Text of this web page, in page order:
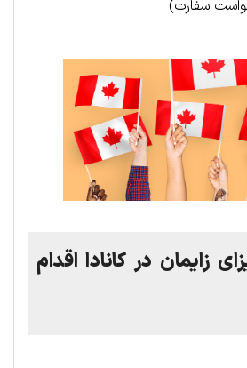
سفارت)
زایمان در کانادا اقدام